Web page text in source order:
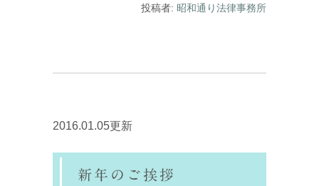
投稿者: 昭和通り法律事務所
2016.01.05更新
新年のご挨拶